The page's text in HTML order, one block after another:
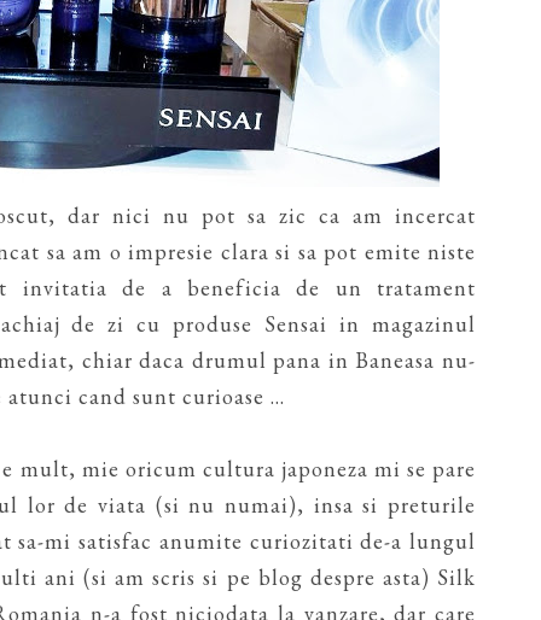
dar nici nu pot sa zic ca am incercat
sa am o impresie clara si sa pot emite niste
invitatia de a beneficia de un tratament
de zi cu produse Sensai in magazinul
chiar daca drumul pana in Baneasa nu-
cand sunt curioase ...
mult, mie oricum cultura japoneza mi se pare
lor de viata (si nu numai), insa si preturile
sa-mi satisfac anumite curiozitati de-a lungul
ani (si am scris si pe blog despre asta) Silk
n-a fost niciodata la vanzare, dar care